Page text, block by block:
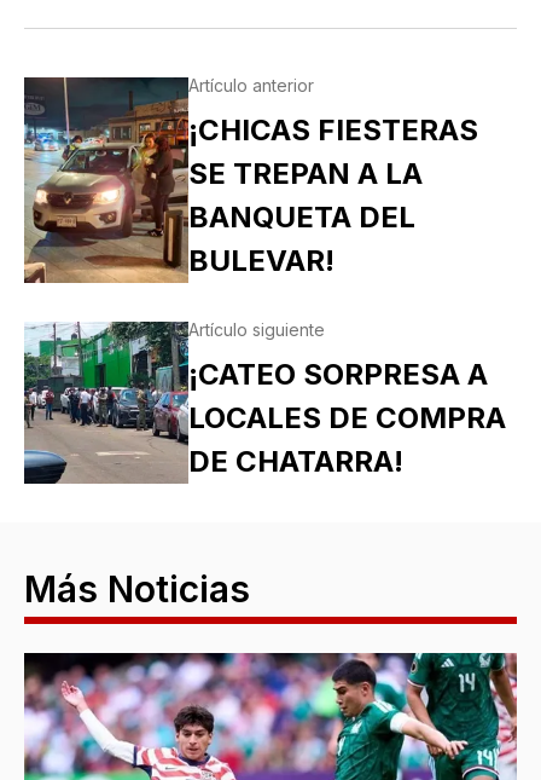
Artículo anterior
¡CHICAS FIESTERAS
SE TREPAN A LA
BANQUETA DEL
BULEVAR!
Artículo siguiente
¡CATEO SORPRESA A
LOCALES DE COMPRA
DE CHATARRA!
Más Noticias